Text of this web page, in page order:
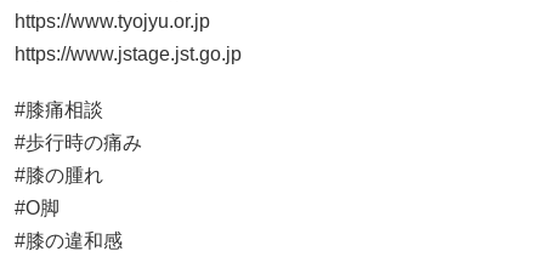
https://www.tyojyu.or.jp
https://www.jstage.jst.go.jp
#膝痛相談
#歩行時の痛み
#膝の腫れ
#O脚
#膝の違和感